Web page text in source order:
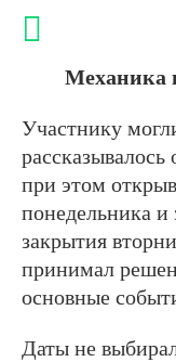
Механика
Участнику
при этом
понедельника и
закрытия
принимал
основные
Даты не